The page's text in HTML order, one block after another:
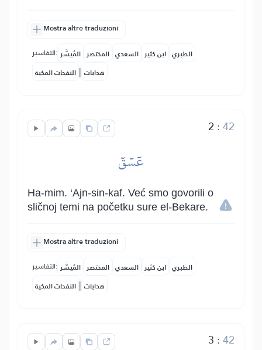
Mostra altre traduzioni
التفاسير: المُيسَّر المختصر السعدي ابن كثير الطبري
النفحات المكية | هدايات
2 :42
عٓسٓقٓ
Ha-mim. ‘Ajn-sin-kaf. Već smo govorili o
sličnoj temi na početku sure el-Bekare.
Mostra altre traduzioni
التفاسير: المُيسَّر المختصر السعدي ابن كثير الطبري
النفحات المكية | هدايات
3 :42